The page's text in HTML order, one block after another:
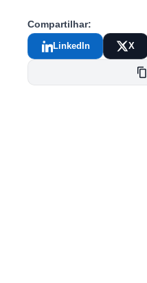
Compartilhar:
LinkedIn X